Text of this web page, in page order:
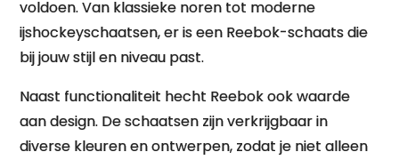
voldoen. Van klassieke noren tot moderne
ijshockeyschaatsen, er is een Reebok-schaats die
bij jouw stijl en niveau past.
Naast functionaliteit hecht Reebok ook waarde
aan design. De schaatsen zijn verkrijgbaar in
diverse kleuren en ontwerpen, zodat je niet alleen